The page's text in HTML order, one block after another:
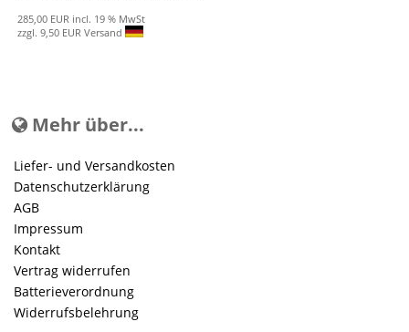
285,00 EUR incl. 19 % MwSt
zzgl. 9,50 EUR Versand
Mehr über...
Liefer- und Versandkosten
Datenschutzerklärung
AGB
Impressum
Kontakt
Vertrag widerrufen
Batterieverordnung
Widerrufsbelehrung